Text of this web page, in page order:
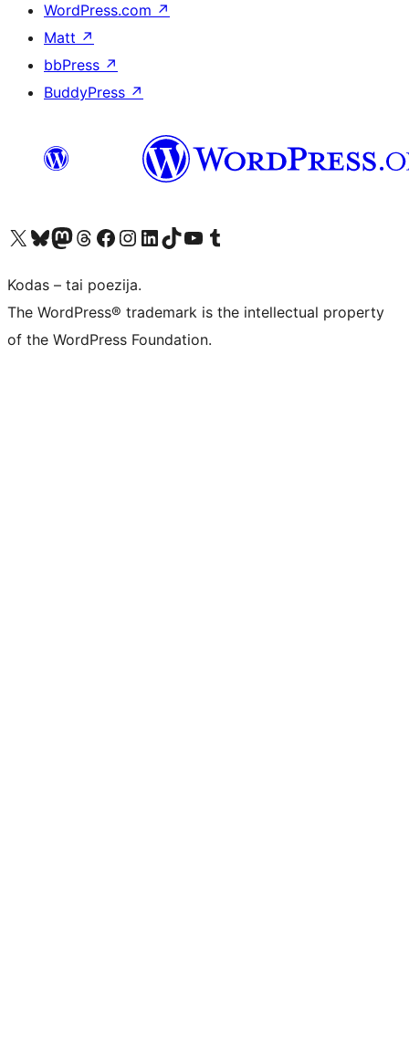
WordPress.com ↗
Matt ↗
bbPress ↗
BuddyPress ↗
Visit our X (formerly Twitter) account
Apsilankykite mūsų Bluesky paskyroje
Visit our Mastodon account
Apsilankykite mūsų Threads paskyroje
Visit our Facebook page
Visit our Instagram account
Visit our LinkedIn account
Apsilankykite mūsų TikTok paskyroje
Visit our YouTube channel
Apsilankykite mūsų Tumblr paskyroje
Kodas – tai poezija.
The WordPress® trademark is the intellectual property
of the WordPress Foundation.